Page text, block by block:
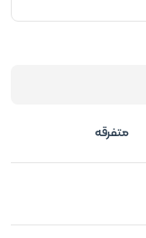
متفرقه